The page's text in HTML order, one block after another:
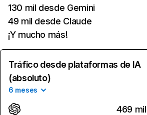
130 mil desde Gemini
49 mil desde Claude
¡Y mucho más!
Tráfico desde plataformas de IA
(absoluto)
6 meses
469 mil